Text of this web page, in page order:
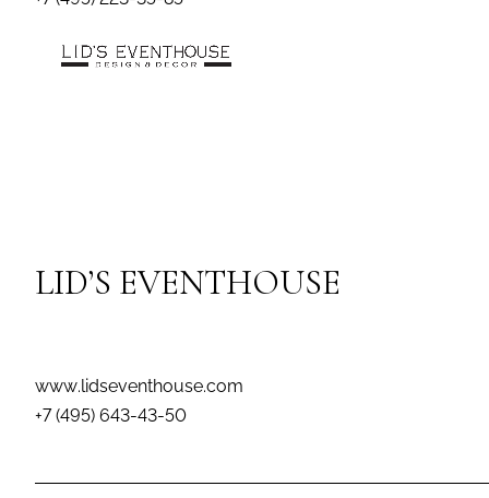
LID’S EVENTHOUSE
www.lidseventhouse.com
+7 (495) 643-43-50